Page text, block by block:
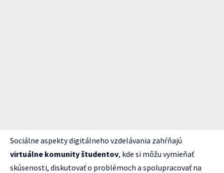
Sociálne aspekty digitálneho vzdelávania zahŕňajú
virtuálne komunity študentov, kde si môžu vymieňať
skúsenosti, diskutovať o problémoch a spolupracovať na